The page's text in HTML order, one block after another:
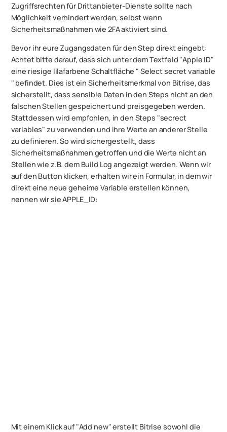
Zugriffsrechten für Drittanbieter-Dienste sollte nach
Möglichkeit verhindert werden, selbst wenn
Sicherheitsmaßnahmen wie 2FA aktiviert sind.
Bevor ihr eure Zugangsdaten für den Step direkt eingebt:
Achtet bitte darauf, dass sich unter dem Textfeld "Apple ID"
eine riesige lilafarbene Schaltfläche " Select secret variable
" befindet. Dies ist ein Sicherheitsmerkmal von Bitrise, das
sicherstellt, dass sensible Daten in den Steps nicht an den
falschen Stellen gespeichert und preisgegeben werden.
Stattdessen wird empfohlen, in den Steps "secrect
variables" zu verwenden und ihre Werte an anderer Stelle
zu definieren. So wird sichergestellt, dass
Sicherheitsmaßnahmen getroffen und die Werte nicht an
Stellen wie z.B. dem Build Log angezeigt werden. Wenn wir
auf den Button klicken, erhalten wir ein Formular, in dem wir
direkt eine neue geheime Variable erstellen können,
nennen wir sie APPLE_ID:
Mit einem Klick auf "Add new" erstellt Bitrise sowohl die